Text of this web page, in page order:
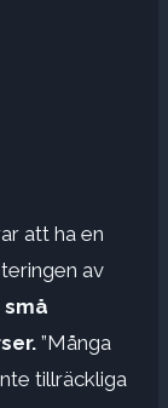
att ha en
av
”Många
tillräckliga